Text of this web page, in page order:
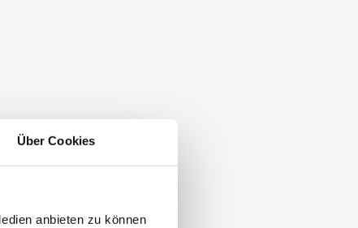
Über Cookies
anbieten zu können